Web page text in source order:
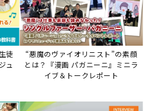
徒
ュ
“悪魔のヴァイオリニスト”の素顔
とは？『漫画 パガニーニ』ミニラ
イブ＆トークレポート